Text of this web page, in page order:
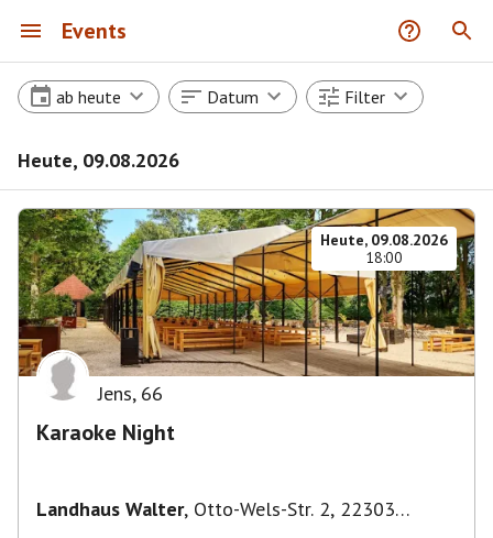
Events
ab heute Datum Filter
Heute, 09.08.2026
Heute, 09.08.2026
18:00
Jens, 66
Karaoke Night
Landhaus Walter, Otto-Wels-Str. 2, 22303